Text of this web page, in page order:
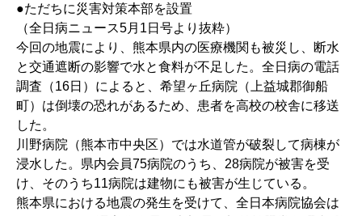
●ただちに災害対策本部を設置
（全日病ニュース5月1日号より抜粋）
今回の地震により、熊本県内の医療機関も被災し、断水
と交通遮断の影響で水と食料が不足した。全日病の電話
調査（16日）によると、希望ヶ丘病院（上益城郡御船
町）は倒壊の恐れがあるため、患者を高校の校舎に移送
した。
川野病院（熊本市中央区）では水道管が破裂して病棟が
浸水した。県内会員75病院のうち、28病院が被害を受
け、そのうち11病院は建物にも被害が生じている。
熊本県における地震の発生を受けて、全日本病院協会は